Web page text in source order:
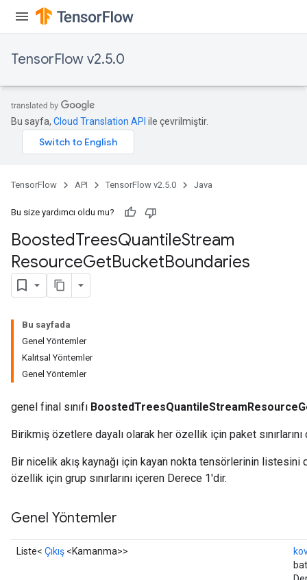
TensorFlow v2.5.0
Bu sayfa, Cloud Translation API ile çevrilmiştir.
TensorFlow API TensorFlow v2.5.0 Java
Bu size yardımcı oldu mu?
BoostedTreesQuantileStream
ResourceGetBucketBoundaries
Bu sayfada
Genel Yöntemler
Kalıtsal Yöntemler
Genel Yöntemler
genel final sınıfı
Birikmiş özetlere dayalı olarak her özellik için paket sınırlarını
Bir nicelik akış kaynağı için kayan nokta tensörlerinin
özellik için grup sınırlarını içeren Derece 1'dir.
Genel Yöntemler
Liste< Çıkış <Kamanma>>